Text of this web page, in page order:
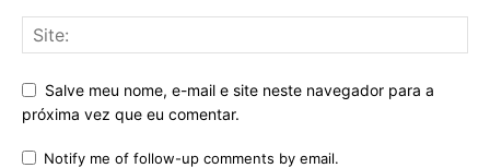
Salve meu nome, e-mail e site neste navegador para a
próxima vez que eu comentar.
Notify me of follow-up comments by email.